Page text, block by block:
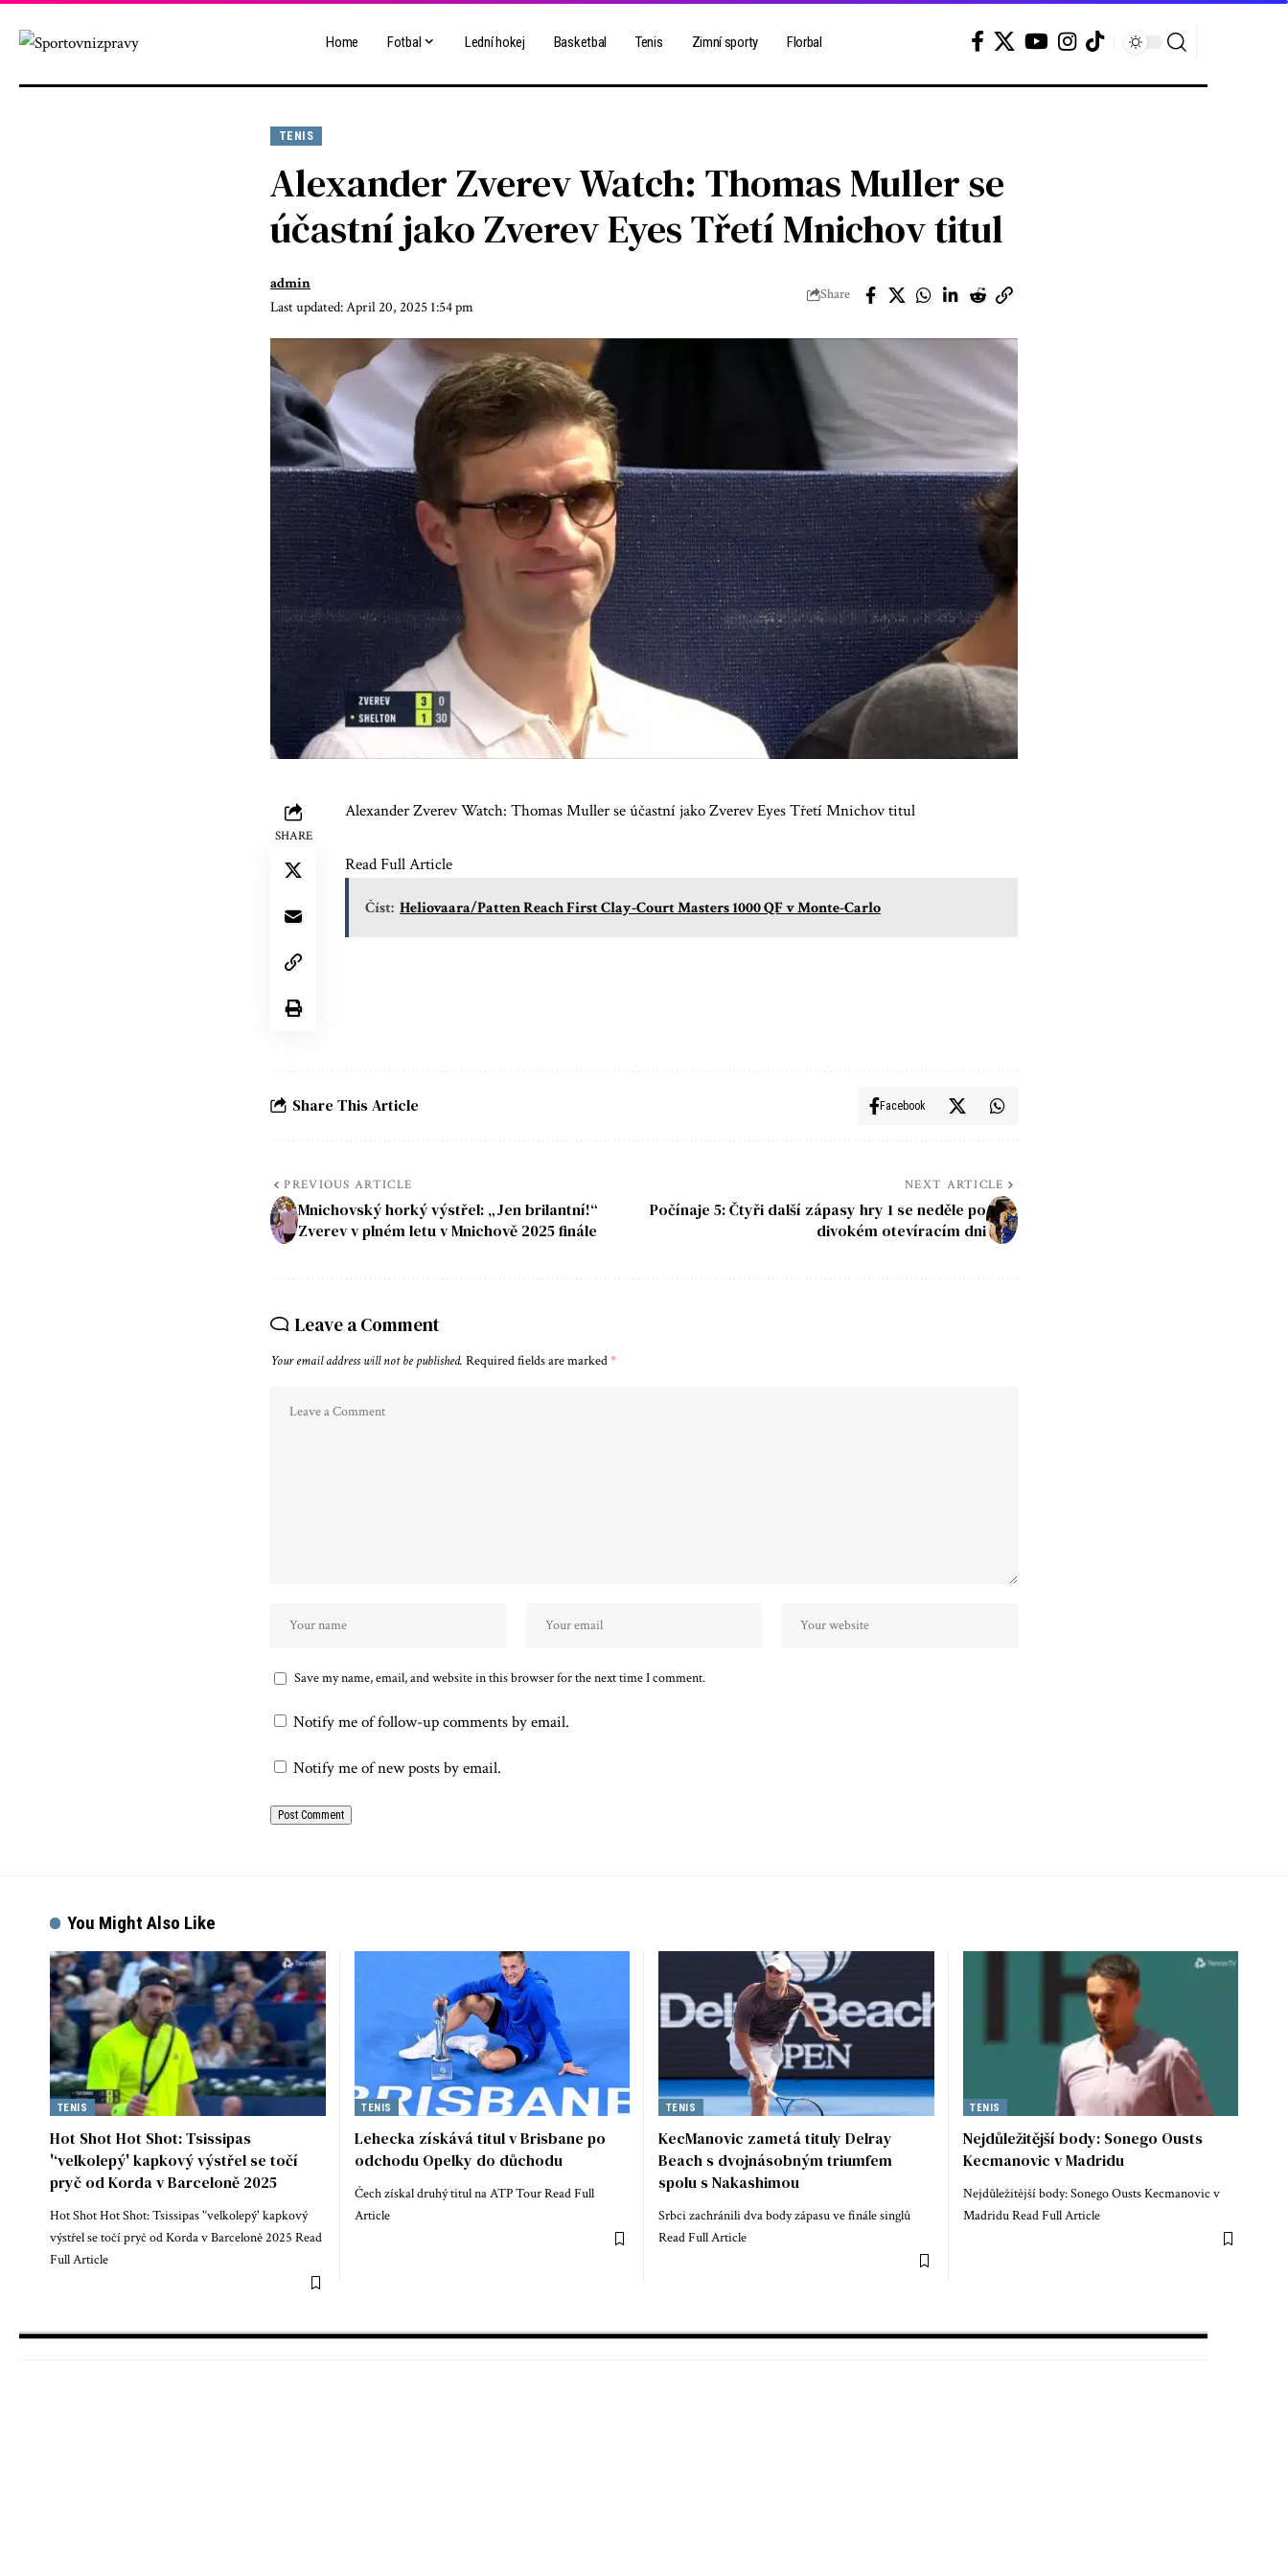
Home Fotbal Lední hokej Basketbal Tenis Zimní sporty Florbal
TENIS
Alexander Zverev Watch: Thomas Muller se
účastní jako Zverev Eyes Třetí Mnichov titul
Last updated: April 20, 2025 1:54 pm
admin
Share
SHARE
Alexander Zverev Watch: Thomas Muller se účastní jako Zverev Eyes Třetí Mnichov titul
Read Full Article
Číst: Heliovaara/Patten Reach First Clay-Court Masters 1000 QF v Monte-Carlo
Share This Article Facebook
PREVIOUS ARTICLE
Mnichovský horký výstřel: „Jen brilantní!“
Zverev v plném letu v Mnichově 2025 finále
NEXT ARTICLE
Počínaje 5: Čtyři další zápasy hry 1 se neděle po
divokém otevíracím dni
Leave a Comment
Your email address will not be published. Required fields are marked*
Save my name, email, and website in this browser for the next time I comment.
Notify me of follow-up comments by email.
Notify me of new posts by email.
You Might Also Like
TENIS
Hot Shot Hot Shot: Tsissipas
'‘velkolepý' kapkový výstřel se točí
pryč od Korda v Barceloně 2025
Hot Shot Hot Shot: Tsissipas '‘velkolepý' kapkový
výstřel se točí pryč od Korda v Barceloně 2025 Read
Full Article
TENIS
Lehecka získává titul v Brisbane po
odchodu Opelky do důchodu
Čech získal druhý titul na ATP Tour Read Full
Article
TENIS
KecManovic zametá tituly Delray
Beach s dvojnásobným triumfem
spolu s Nakashimou
Srbci zachránili dva body zápasu ve finále singlů
Read Full Article
TENIS
Nejdůležitější body: Sonego Ousts
Kecmanovic v Madridu
Nejdůležitější body: Sonego Ousts Kecmanovic v
Madridu Read Full Article